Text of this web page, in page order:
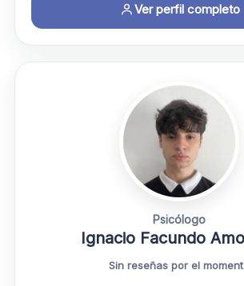
Ver perfil completo
Psicólogo
Ignacio Facundo
Sin reseñas por el